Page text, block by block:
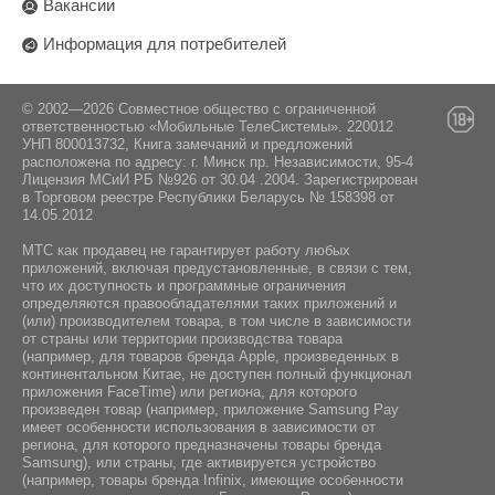
экран с поддержкой Dolby Vision,
интерактивный вырез фронтальной камеры,
система охлаждения с испарительной
Операционная система:
Android 16
Комплектация:
Инструкция / Дата кабель / Чехол / Адаптер
питания
Wi-Fi:
5.4
Интерфейс подключения:
USB Type-C
NFC:
Да
Навигация:
GPS / ГЛОНАСС / BeiDou / Galileo / A-GPS
Поставщик:
22аБ 41-2,
Вакансии
Информация для потребителей
© 2002—2026 Совместное общество с ограниченной
ответственностью «Мобильные ТелеСистемы». 220012
УНП 800013732, Книга замечаний и предложений
расположена по адресу: г. Минск пр. Независимости, 95-4
Лицензия МСиИ РБ №926 от 30.04 .2004. Зарегистрирован
в Торговом реестре Республики Беларусь № 158398 от
14.05.2012
МТС как продавец не гарантирует работу любых
приложений, включая предустановленные, в связи с тем,
что их доступность и программные ограничения
определяются правообладателями таких приложений и
(или) производителем товара, в том числе в зависимости
от страны или территории производства товара
(например, для товаров бренда Apple, произведенных в
континентальном Китае, не доступен полный функционал
приложения FaceTime) или региона, для которого
произведен товар (например, приложение Samsung Pay
имеет особенности использования в зависимости от
региона, для которого предназначены товары бренда
Samsung), или страны, где активируется устройство
(например, товары бренда Infiniх, имеющие особенности